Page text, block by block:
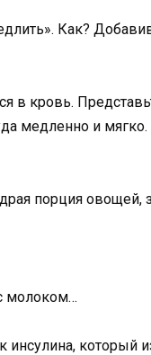
Как?
в кровь.
медленно и мягко.
порция овощей,
молоком…
инсулина, который